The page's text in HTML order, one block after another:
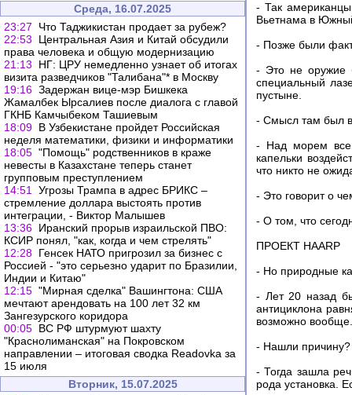
Среда, 16.07.2025
23:27
Что Таджикистан продает за рубеж?
22:53
Центральная Азия и Китай обсудили
права человека и общую модернизацию
21:13
НГ: ЦРУ немедленно узнает об итогах
визита разведчиков "Талибана"* в Москву
19:16 Задержан вице-мэр Бишкека
Жамалбек Ырсалиев после диалога с главой
ГКНБ Камчыбеком Ташиевым
18:09 В Узбекистане пройдет Российская
неделя математики, физики и информатики
18:05 "Помощь" родственников в краже
невесты в Казахстане теперь станет
групповым преступлением
14:51
Угрозы Трампа в адрес БРИКС –
стремление доллара выстоять против
интеграции, - Виктор Малышев
13:36 Иранский прорыв израильской ПВО:
КСИР понял, "как, когда и чем стрелять"
12:28 Генсек НАТО пригрозил за бизнес с
Россией - "это серьезно ударит по Бразилии,
Индии и Китаю"
12:15 "Мирная сделка" Вашингтона: США
мечтают арендовать на 100 лет 32 км
Зангезурского коридора
00:05 ВС РФ штурмуют шахту
"Краснолиманская" на Покровском
направлении – итоговая сводка Readovka за
15 июля
Вторник, 15.07.2025
- Так
Вьетнама в
- Позже были
- Это не оружие
специальный
пустыне.
- Смысл там был
- Над морем
капельки
что никто не
- Это говорит о
- О том, что
ПРОЕКТ HAARP
- Но природные
- Лет 20 назад
антициклона
возможно
- Нашли причину?
- Тогда зашла
рода установка.